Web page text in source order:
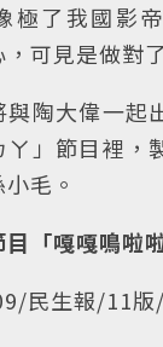
極了我國影
可見是做對
與陶大偉一起
ㄚ」節目裡，
毛。
「嘎嘎鳴啦
民生報/11版